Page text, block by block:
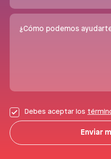
¿Cómo podemos
Debes aceptar los
Enviar